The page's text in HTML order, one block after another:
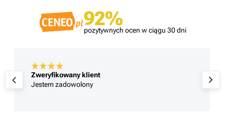
92%
pozytywnych ocen w ciągu 30 dni
Zweryfikowany klient
Jestem zadowolony